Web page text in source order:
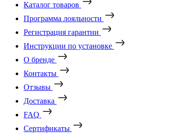
Каталог товаров
Программа лояльности
Регистрация гарантии
Инструкции по установке
О бренде
Контакты
Отзывы
Доставка
FAQ
Сертификаты